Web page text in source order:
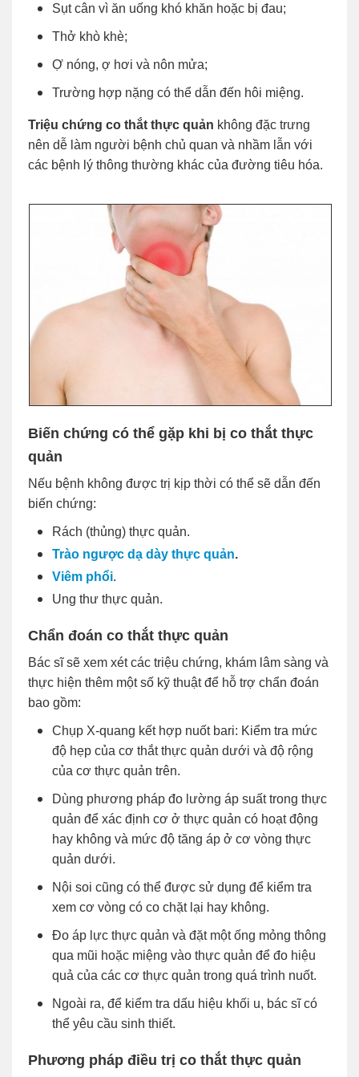
Sụt cân vì ăn uống khó khăn hoặc bị đau;
Thở khò khè;
Ợ nóng, ợ hơi và nôn mửa;
Trường hợp nặng có thể dẫn đến hôi miệng.
Triệu chứng co thắt thực quản không đặc trưng
nên dễ làm người bệnh chủ quan và nhầm lẫn với
các bệnh lý thông thường khác của đường tiêu hóa.
Biến chứng có thể gặp khi bị co thắt thực
quản
Nếu bệnh không được trị kịp thời có thể sẽ dẫn đến
biến chứng:
Rách (thủng) thực quản.
Trào ngược dạ dày thực quản.
Viêm phổi.
Ung thư thực quản.
Chẩn đoán co thắt thực quản
Bác sĩ sẽ xem xét các triệu chứng, khám lâm sàng và
thực hiện thêm một số kỹ thuật để hỗ trợ chẩn đoán
bao gồm:
Chụp X-quang kết hợp nuốt bari: Kiểm tra mức
độ hẹp của cơ thắt thực quản dưới và độ rộng
của cơ thực quản trên.
Dùng phương pháp đo lường áp suất trong thực
quản để xác định cơ ở thực quản có hoạt động
hay không và mức độ tăng áp ở cơ vòng thực
quản dưới.
Nội soi cũng có thể được sử dụng để kiểm tra
xem cơ vòng có co chặt lại hay không.
Đo áp lực thực quản và đặt một ống mỏng thông
qua mũi hoặc miệng vào thực quản để đo hiệu
quả của các cơ thực quản trong quá trình nuốt.
Ngoài ra, để kiểm tra dấu hiệu khối u, bác sĩ có
thể yêu cầu sinh thiết.
Phương pháp điều trị co thắt thực quản